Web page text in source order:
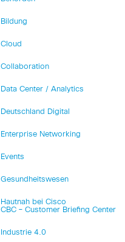
Bildung
Cloud
Collaboration
Data Center / Analytics
Deutschland Digital
Enterprise Networking
Events
Gesundheitswesen
Hautnah bei Cisco
CBC – Customer Briefing Center
Industrie 4.0